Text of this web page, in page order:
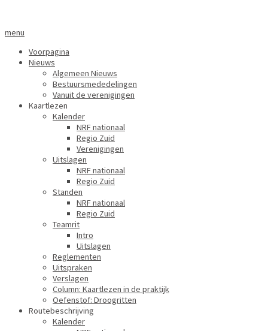
menu
Voorpagina
Nieuws
Algemeen Nieuws
Bestuursmededelingen
Vanuit de verenigingen
Kaartlezen
Kalender
NRF nationaal
Regio Zuid
Verenigingen
Uitslagen
NRF nationaal
Regio Zuid
Standen
NRF nationaal
Regio Zuid
Teamrit
Intro
Uitslagen
Reglementen
Uitspraken
Verslagen
Column: Kaartlezen in de praktijk
Oefenstof: Droogritten
Routebeschrijving
Kalender